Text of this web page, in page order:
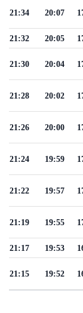
20:07
21:34
20:05
21:32
20:04
21:30
20:02
21:28
20:00
21:26
19:59
21:24
19:57
21:22
19:55
21:19
19:53
21:17
19:52
21:15